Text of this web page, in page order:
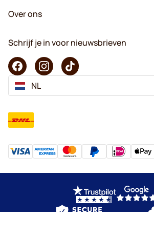
Over ons
Schrijf je in voor nieuwsbrieven
NL